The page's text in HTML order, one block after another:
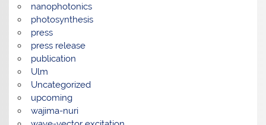
nanophotonics
photosynthesis
press
press release
publication
Ulm
Uncategorized
upcoming
wajima-nuri